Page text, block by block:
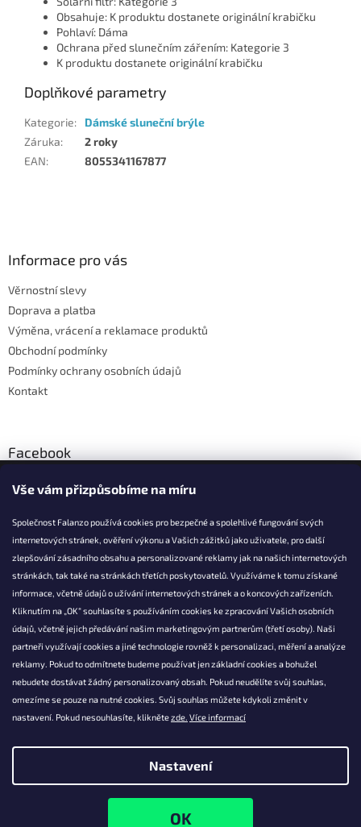
Vše vám přizpůsobíme na míru
Společnost Falanzo používá cookies pro bezpečné a spolehlivé fungování svých
internetových stránek, ověření výkonu a Vašich zážitků jako uživatele, pro další
zlepšování zásadního obsahu a personalizované reklamy jak na našich internetových
stránkách, tak také na stránkách třetích poskytovatelů. Využíváme k tomu získané
informace, včetně údajů o užívání internetových stránek a o koncových zařízeních.
Kliknutím na „OK“ souhlasíte s používáním cookies ke zpracování Vašich osobních
údajů, včetně jejich předávání našim marketingovým partnerům (třetí osoby). Naši
partneři využívají cookies a jiné technologie rovněž k personalizaci, měření a analýze
reklamy. Pokud to odmítnete budeme používat jen základní cookies a bohužel
nebudete dostávat žádný personalizovaný obsah. Pokud neudělíte svůj souhlas,
omezíme se pouze na nutné cookies. Svůj souhlas můžete kdykoli změnit v
nastavení. Pokud nesouhlasíte, kliknětezde. Více informací
Nastavení
Obsahuje: K produktu dostanete originální krabičku
Pohlaví: Dáma
Ochrana před slunečním zářením: Kategorie 3
K produktu dostanete originální krabičku
Doplňkové parametry
Kategorie:
Dámské sluneční brýle
Záruka:
2 roky
EAN: 8055341167877
Informace pro vás
Věrnostní slevy
Doprava a platba
Výměna, vrácení a reklamace produktů
Obchodní podmínky
Podmínky ochrany osobních údajů
Kontakt
Facebook
KONTAKT
info@falanzo.cz
Falanzo.cz
FalanzoCZ